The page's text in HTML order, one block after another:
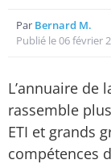
Par Bernard M.
Publié le 06 février
L’annuaire de
rassemble
ETI et grands
compétences